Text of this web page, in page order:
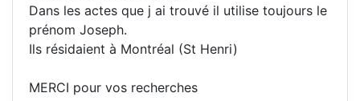
Dans les actes que j ai trouvé il utilise toujours le
prénom Joseph.
Ils résidaient à Montréal (St Henri)
MERCI pour vos recherches